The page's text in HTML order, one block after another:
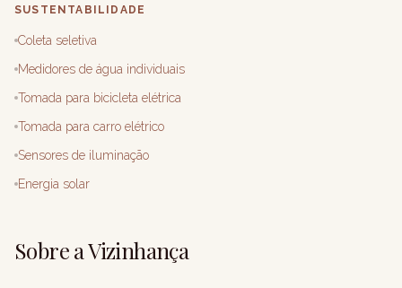
SUSTENTABILIDADE
Coleta seletiva
Medidores de água individuais
Tomada para bicicleta elétrica
Tomada para carro elétrico
Sensores de iluminação
Energia solar
Sobre a Vizinhança